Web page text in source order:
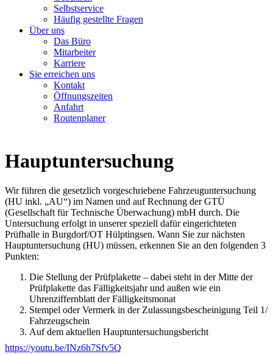
Selbstservice
Häufig gestellte Fragen
Über uns
Das Büro
Mitarbeiter
Karriere
Sie erreichen uns
Kontakt
Öffnungszeiten
Anfahrt
Routenplaner
Hauptuntersuchung
Wir führen die gesetzlich vorgeschriebene Fahrzeuguntersuchung
(HU inkl. „AU“) im Namen und auf Rechnung der GTÜ
(Gesellschaft für Technische Überwachung) mbH durch. Die
Untersuchung erfolgt in unserer speziell dafür eingerichteten
Prüfhalle in Burgdorf/OT Hülptingsen. Wann Sie zur nächsten
Hauptuntersuchung (HU) müssen, erkennen Sie an den folgenden 3
Punkten:
Die Stellung der Prüfplakette – dabei steht in der Mitte der
Prüfplakette das Fälligkeitsjahr und außen wie ein
Uhrenziffernblatt der Fälligkeitsmonat
Stempel oder Vermerk in der Zulassungsbescheinigung Teil 1/
Fahrzeugschein
Auf dem aktuellen Hauptuntersuchungsbericht
https://youtu.be/INz6h7Sfv5Q